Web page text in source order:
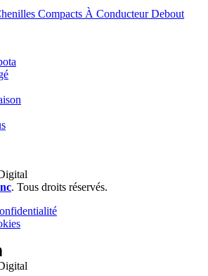
Compacts À Conducteur Debout
. Tous droits réservés.